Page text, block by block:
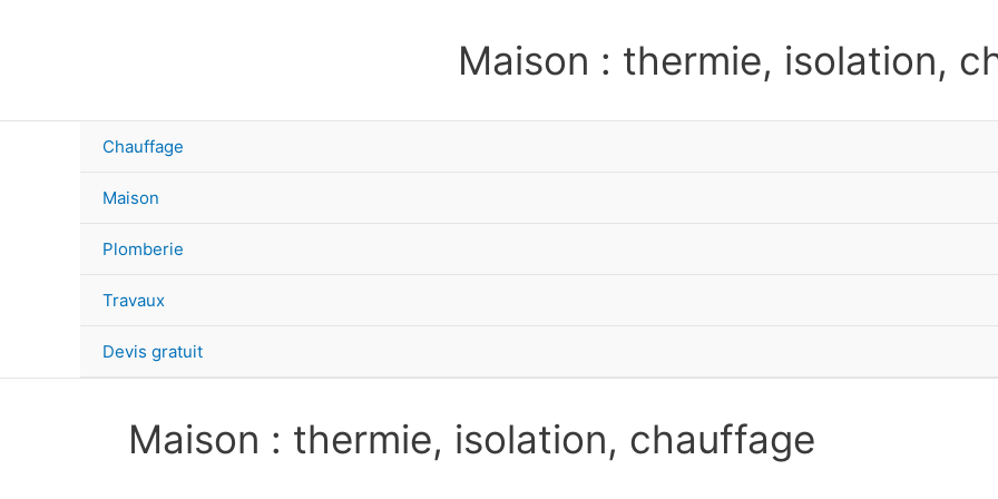
Maison : thermie, isolation,
Chauffage
Maison
Plomberie
Travaux
Devis gratuit
Maison : thermie, isolation, chauffage